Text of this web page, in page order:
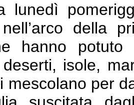
lunedì
della
hanno potuto
isole,
mescolano per